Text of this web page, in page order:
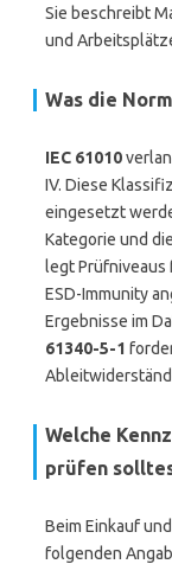
Sie beschreibt
und
Was die
IEC 61010
IV. Diese
eingesetzt
Kategorie und
legt Prüfniveaus
ESD-Immunity
Ergebnisse im
61340-5-1
Welche
prüfen
Beim Einkauf
folgenden